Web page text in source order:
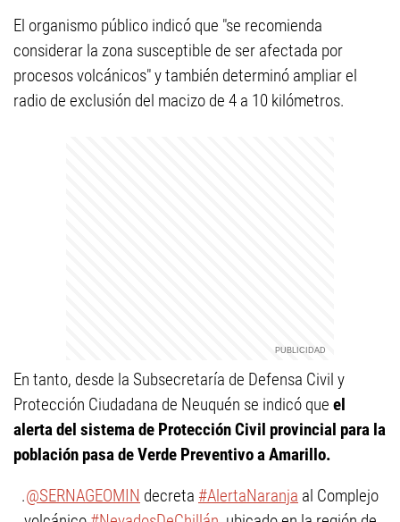
El organismo público indicó que "se recomienda
considerar la zona susceptible de ser afectada por
procesos volcánicos" y también determinó ampliar el
radio de exclusión del macizo de 4 a 10 kilómetros.
En tanto, desde la Subsecretaría de Defensa Civil y
Protección Ciudadana de Neuquén se indicó que el
alerta del sistema de Protección Civil provincial para la
población pasa de Verde Preventivo a Amarillo.
.@SERNAGEOMIN decreta #AlertaNaranja al Complejo